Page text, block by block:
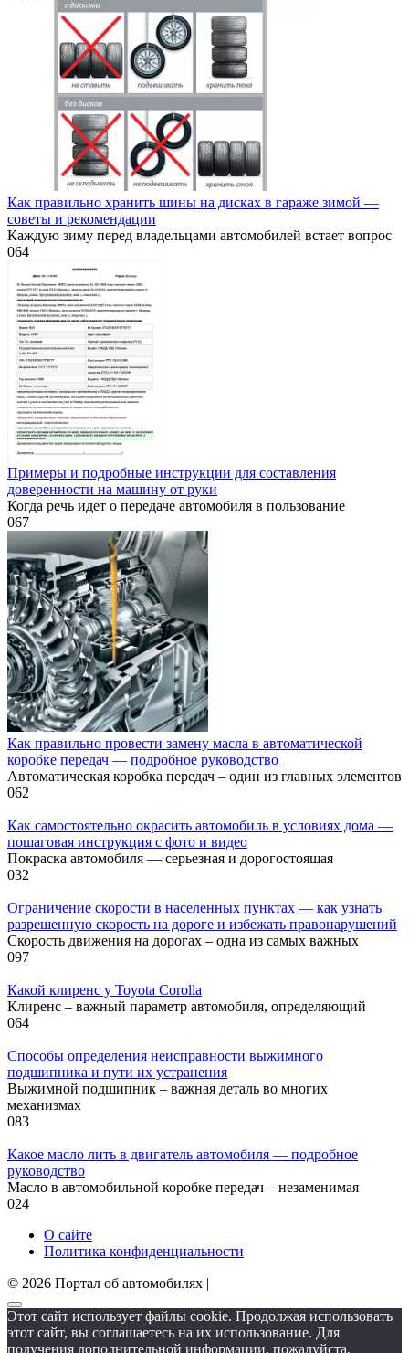
Как правильно хранить шины на дисках в гараже зимой —
советы и рекомендации
Каждую зиму перед владельцами автомобилей встает вопрос
064
Примеры и подробные инструкции для составления
доверенности на машину от руки
Когда речь идет о передаче автомобиля в пользование
067
Как правильно провести замену масла в автоматической
коробке передач — подробное руководство
Автоматическая коробка передач – один из главных элементов
062
Как самостоятельно окрасить автомобиль в условиях дома —
пошаговая инструкция с фото и видео
Покраска автомобиля — серьезная и дорогостоящая
032
Ограничение скорости в населенных пунктах — как узнать
разрешенную скорость на дороге и избежать правонарушений
Скорость движения на дорогах – одна из самых важных
097
Какой клиренс у Toyota Corolla
Клиренс – важный параметр автомобиля, определяющий
064
Способы определения неисправности выжимного
подшипника и пути их устранения
Выжимной подшипник – важная деталь во многих
механизмах
083
Какое масло лить в двигатель автомобиля — подробное
руководство
Масло в автомобильной коробке передач – незаменимая
024
О сайте
Политика конфиденциальности
© 2026 Портал об автомобилях |
Этот сайт использует файлы cookie. Продолжая использовать
этот сайт, вы соглашаетесь на их использование. Для
получения дополнительной информации, пожалуйста,